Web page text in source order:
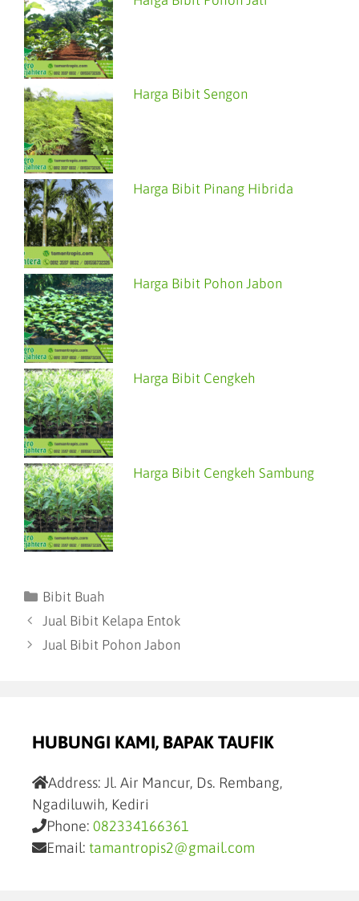
Harga Bibit Sengon
Harga Bibit Pinang Hibrida
Harga Bibit Pohon Jabon
Harga Bibit Cengkeh
Harga Bibit Cengkeh Sambung
Bibit Buah
Jual Bibit Kelapa Entok
Jual Bibit Pohon Jabon
HUBUNGI KAMI, BAPAK TAUFIK
Address: Jl. Air Mancur, Ds. Rembang,
Ngadiluwih, Kediri
Phone: 082334166361
Email: tamantropis2@gmail.com